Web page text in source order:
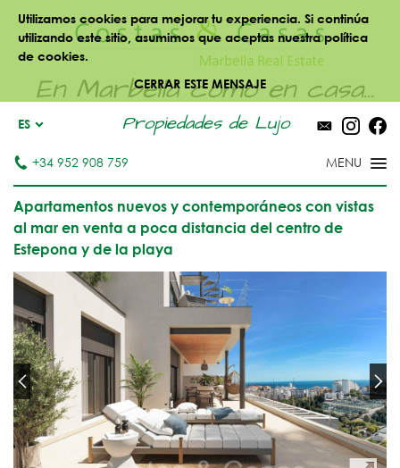
Utilizamos cookies para mejorar tu experiencia. Si continúa
utilizando este sitio, asumimos que aceptas nuestra política
de cookies.
CERRAR ESTE MENSAJE
En Marbella como en casa...
Propiedades de Lujo
ES
+34 952 908 759
Apartamentos nuevos y contemporáneos con vistas
al mar en venta a poca distancia del centro de
Estepona y de la playa